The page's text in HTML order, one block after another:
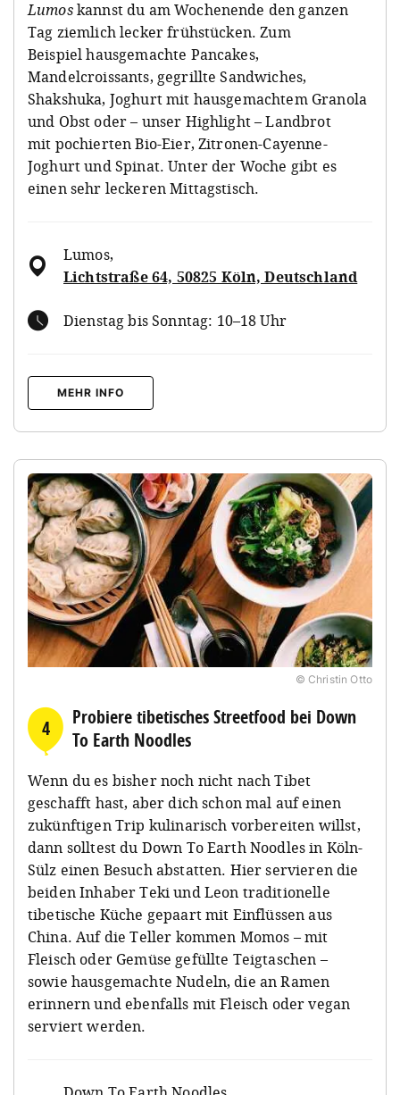
Lumoskannst du am Wochenende den ganzen
Tag ziemlich lecker frühstücken. Zum
Beispiel hausgemachte Pancakes,
Mandelcroissants, gegrillte Sandwiches,
Shakshuka, Joghurt mit hausgemachtem Granola
und Obst oder – unser Highlight – Landbrot
mit pochierten Bio-Eier, Zitronen-Cayenne-
Joghurt und Spinat. Unter der Woche gibt es
einen sehr leckeren Mittagstisch.
Lumos,
Lichtstraße 64, 50825 Köln, Deutschland
Dienstag bis Sonntag: 10–18 Uhr
MEHR INFO
© Christin Otto
4
Probiere tibetisches Streetfood bei Down
To Earth Noodles
Wenn du es bisher noch nicht nach Tibet
geschafft hast, aber dich schon mal auf einen
zukünftigen Trip kulinarisch vorbereiten willst,
dann solltest du Down To Earth Noodles in Köln-
Sülz einen Besuch abstatten. Hier servieren die
beiden Inhaber Teki und Leon traditionelle
tibetische Küche gepaart mit Einflüssen aus
China. Auf die Teller kommen Momos – mit
Fleisch oder Gemüse gefüllte Teigtaschen –
sowie hausgemachte Nudeln, die an Ramen
erinnern und ebenfalls mit Fleisch oder vegan
serviert werden.